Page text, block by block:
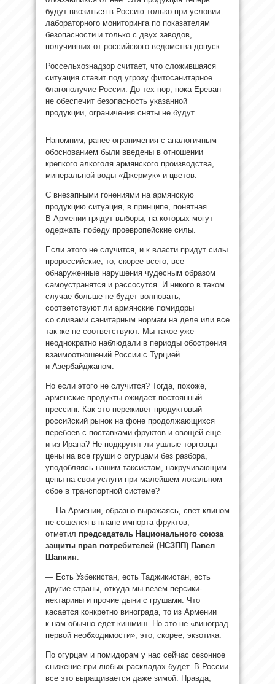
будут ввозиться в Россию только при условии
лабораторного мониторинга по показателям
безопасности и только с двух заводов,
получивших от российского ведомства допуск.
Россельхознадзор считает, что сложившаяся
ситуация ставит под угрозу фитосанитарное
благополучие России. До тех пор, пока Ереван
не обеспечит безопасность указанной
продукции, ограничения сняты не будут.
Напомним, ранее ограничения с аналогичным
обоснованием были введены в отношении
крепкого алкоголя армянского производства,
минеральной воды «Джермук» и цветов.
С внезапными гонениями на армянскую
продукцию ситуация, в принципе, понятная.
В Армении грядут выборы, на которых могут
одержать победу проевропейские силы.
Если этого не случится, и к власти придут силы
пророссийские, то, скорее всего, все
обнаруженные нарушения чудесным образом
самоустранятся и рассосутся. И никого в таком
случае больше не будет волновать,
соответствуют ли армянские помидоры
со сливами санитарным нормам на деле или все
так же не соответствуют. Мы такое уже
неоднократно наблюдали в периоды обострения
взаимоотношений России с Турцией
и Азербайджаном.
Но если этого не случится? Тогда, похоже,
армянские продукты ожидает постоянный
прессинг. Как это переживет продуктовый
российский рынок на фоне продолжающихся
перебоев с поставками фруктов и овощей еще
и из Ирана? Не подкрутят ли ушлые торговцы
цены на все груши с огурцами без разбора,
уподобляясь нашим таксистам, накручивающим
цены на свои услуги при малейшем локальном
сбое в транспортной системе?
— На Армении, образно выражаясь, свет клином
не сошелся в плане импорта фруктов, —
отметил председатель Национального союза
защиты прав потребителей (НСЗПП) Павел
Шапкин
— Есть Узбекистан, есть Таджикистан, есть
другие страны, откуда мы везем персики-
нектарины и прочие дыни с грушами. Что
касается конкретно винограда, то из Армении
к нам обычно едет кишмиш. Но это не «виноград
первой необходимости», это, скорее, экзотика.
По огурцам и помидорам у нас сейчас сезонное
снижение при любых раскладах будет. В России
все это выращивается даже зимой. Правда,